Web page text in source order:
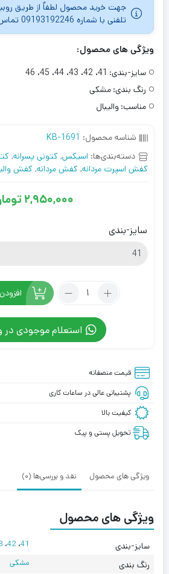
جهت خرید محصول لطفاٌ از طریق
تلفنی با شماره 09193192246 تماس بگیرید.
ویژگی های محصول:
سایز-بندی: 41، 42، 43، 44، 45، 46
رنگ بندی: مشکی
مناسب: والیبال
شناسه محصول: KB-1691
دسته‌بندی‌ها: اسیکس, کتونی پسرانه,
کفش اسپرت مردانه, کفش مردانه, کفش
2,950,000
سایز-بندی
تعداد:
والیبال
اسیکس
اسکای
مشکی
سفید
استعلام موجودی در
قیمت منصفانه
پشتیبانی عالی در ساعات کاری
کیفیت بالا
تحویل پستی و پیک
ویژگی های محصول نقد و بررسی‌ها (0)
ویژگی های محصول
سایز-بندی 41،42،
رنگ بندی مشکی